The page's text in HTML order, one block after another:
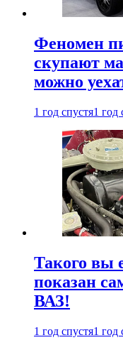
Феномен
скупают
можно
1 год спустя1 год
Такого вы
показан
ВАЗ!
1 год спустя1 год